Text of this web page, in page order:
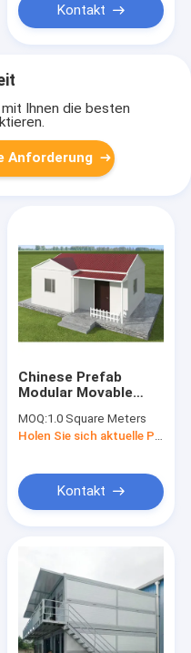
Kontakt
Ihnen die besten
Anforderung
Chinese Prefab
Modular Movable
Container House
MOQ:1.0 Square Meters
Holen Sie sich aktuelle Preis
Kontakt